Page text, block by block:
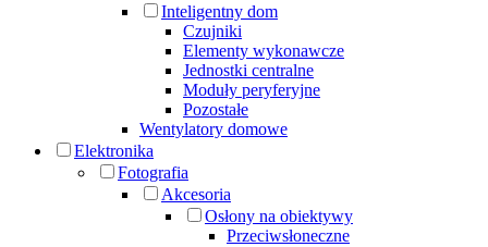
Inteligentny dom
Czujniki
Elementy wykonawcze
Jednostki centralne
Moduły peryferyjne
Pozostałe
Wentylatory domowe
Elektronika
Fotografia
Akcesoria
Osłony na obiektywy
Przeciwsłoneczne